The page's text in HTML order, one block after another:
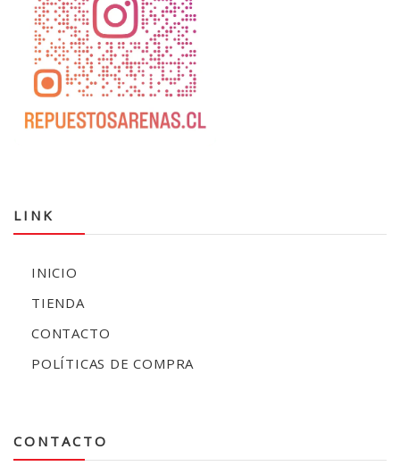
LINK
INICIO
TIENDA
CONTACTO
POLÍTICAS DE COMPRA
CONTACTO